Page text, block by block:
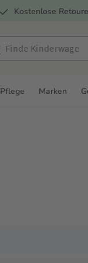
Kostenlose
Pflege Marken